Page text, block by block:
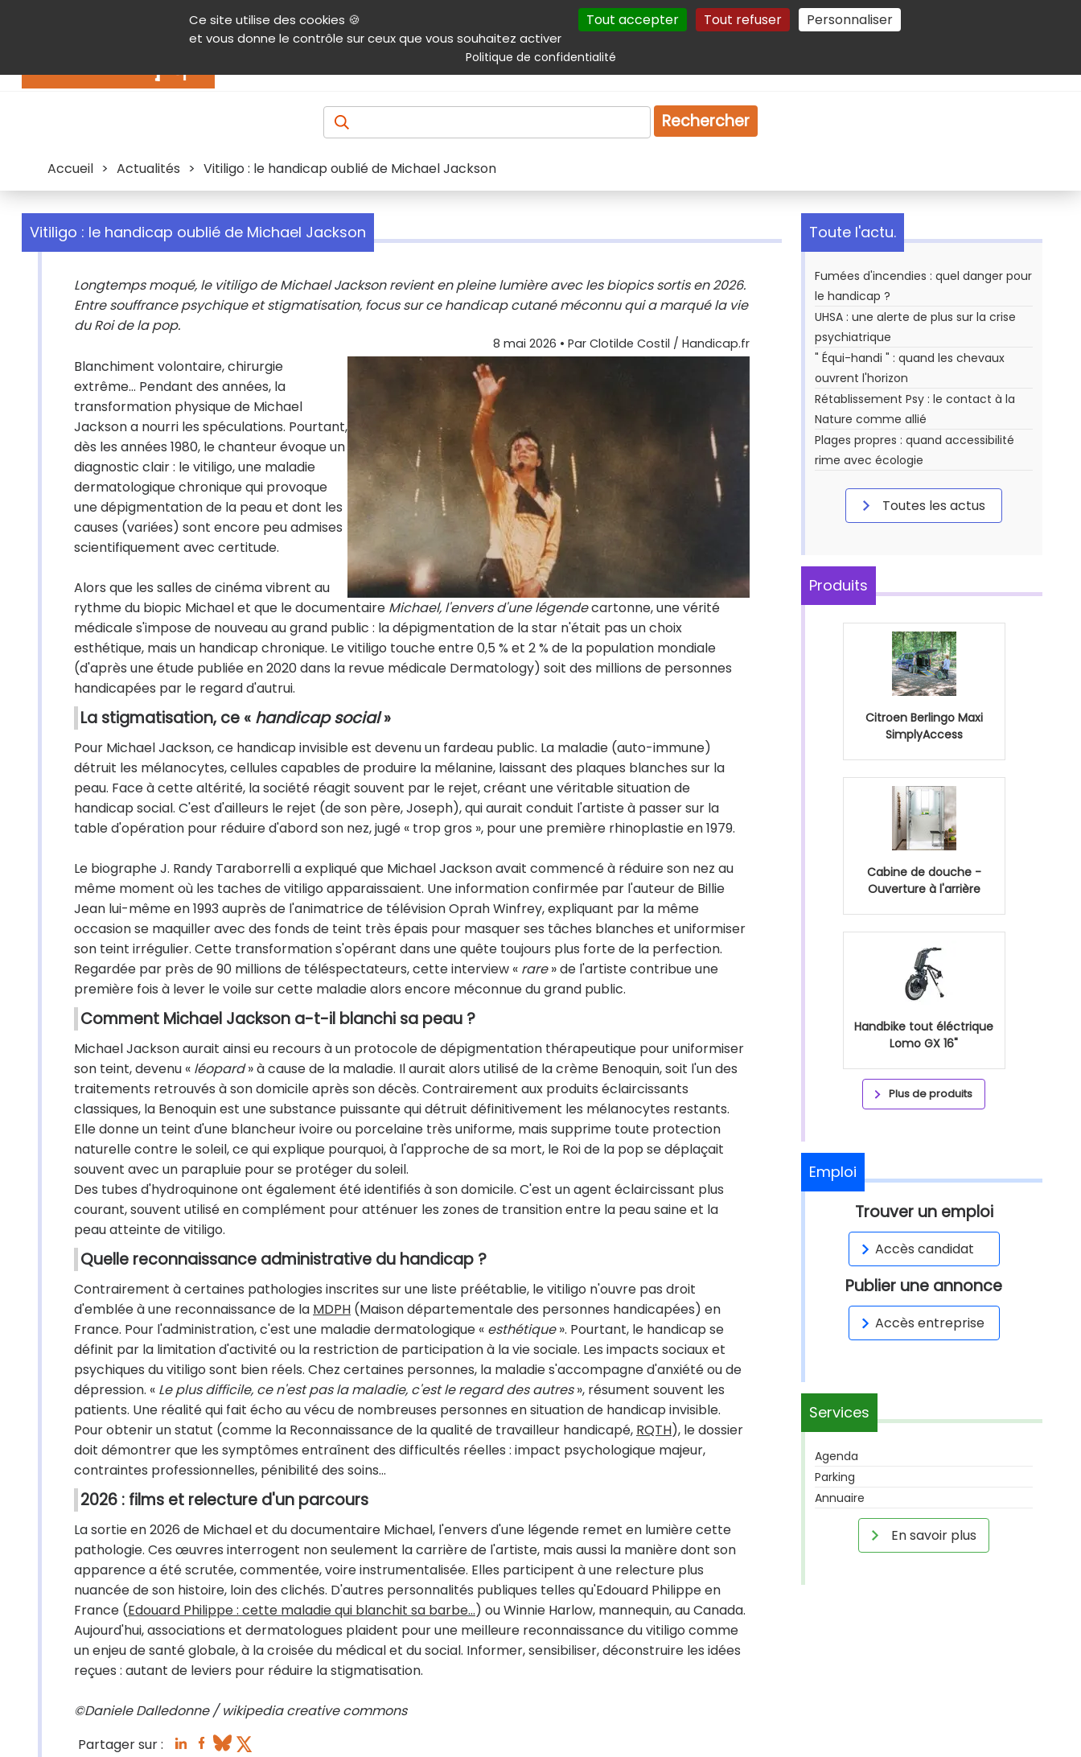
Ce site utilise des cookies 🍪
et vous donne le contrôle sur ceux que vous souhaitez activer
Tout accepter Tout refuser Personnaliser
Politique de confidentialité
Contenu Aide et accessibilité Menu principal Autres services Plan du site Gestion des cookies
Produits & services Emploi Droit
Rechercher
Accueil > Actualités > Vitiligo : le handicap oublié de Michael Jackson
Vitiligo : le handicap oublié de Michael Jackson
Longtemps moqué, le vitiligo de Michael Jackson revient en pleine lumière avec les biopics sortis en 2026.
Entre souffrance psychique et stigmatisation, focus sur ce handicap cutané méconnu qui a marqué la vie
du Roi de la pop.
8 mai 2026 • Par Clotilde Costil / Handicap.fr
Blanchiment volontaire, chirurgie
extrême… Pendant des années, la
transformation physique de Michael
Jackson a nourri les spéculations. Pourtant,
dès les années 1980, le chanteur évoque un
diagnostic clair : le vitiligo, une maladie
dermatologique chronique qui provoque
une dépigmentation de la peau et dont les
causes (variées) sont encore peu admises
scientifiquement avec certitude.
Alors que les salles de cinéma vibrent au
rythme du biopic Michael et que le documentaire Michael, l'envers d'une légendecartonne, une vérité
médicale s'impose de nouveau au grand public : la dépigmentation de la star n'était pas un choix
esthétique, mais un handicap chronique. Le vitiligo touche entre 0,5 % et 2 % de la population mondiale
(d'après une étude publiée en 2020 dans la revue médicale Dermatology) soit des millions de personnes
handicapées par le regard d'autrui.
La stigmatisation, ce « handicap social »
Pour Michael Jackson, ce handicap invisible est devenu un fardeau public. La maladie (auto-immune)
détruit les mélanocytes, cellules capables de produire la mélanine, laissant des plaques blanches sur la
peau. Face à cette altérité, la société réagit souvent par le rejet, créant une véritable situation de
handicap social. C'est d'ailleurs le rejet (de son père, Joseph), qui aurait conduit l'artiste à passer sur la
table d'opération pour réduire d'abord son nez, jugé « trop gros », pour une première rhinoplastie en 1979.
Le biographe J. Randy Taraborrelli a expliqué que Michael Jackson avait commencé à réduire son nez au
même moment où les taches de vitiligo apparaissaient. Une information confirmée par l'auteur de Billie
Jean lui-même en 1993 auprès de l'animatrice de télévision Oprah Winfrey, expliquant par la même
occasion se maquiller avec des fonds de teint très épais pour masquer ses tâches blanches et uniformiser
son teint irrégulier. Cette transformation s'opérant dans une quête toujours plus forte de la perfection.
Regardée par près de 90 millions de téléspectateurs, cette interview « rare» de l'artiste contribue une
première fois à lever le voile sur cette maladie alors encore méconnue du grand public.
Comment Michael Jackson a-t-il blanchi sa peau ?
Michael Jackson aurait ainsi eu recours à un protocole de dépigmentation thérapeutique pour uniformiser
son teint, devenu « léopard» à cause de la maladie. Il aurait alors utilisé de la crème Benoquin, soit l'un des
traitements retrouvés à son domicile après son décès. Contrairement aux produits éclaircissants
classiques, la Benoquin est une substance puissante qui détruit définitivement les mélanocytes restants.
Elle donne un teint d'une blancheur ivoire ou porcelaine très uniforme, mais supprime toute protection
naturelle contre le soleil, ce qui explique pourquoi, à l'approche de sa mort, le Roi de la pop se déplaçait
souvent avec un parapluie pour se protéger du soleil.
Des tubes d'hydroquinone ont également été identifiés à son domicile. C'est un agent éclaircissant plus
courant, souvent utilisé en complément pour atténuer les zones de transition entre la peau saine et la
peau atteinte de vitiligo.
Quelle reconnaissance administrative du handicap ?
Contrairement à certaines pathologies inscrites sur une liste préétablie, le vitiligo n'ouvre pas droit
d'emblée à une reconnaissance de la MDPH (Maison départementale des personnes handicapées) en
France. Pour l'administration, c'est une maladie dermatologique « esthétique». Pourtant, le handicap se
définit par la limitation d'activité ou la restriction de participation à la vie sociale. Les impacts sociaux et
psychiques du vitiligo sont bien réels. Chez certaines personnes, la maladie s'accompagne d'anxiété ou de
dépression. « Le plus difficile, ce n'est pas la maladie, c'est le regard des autres», résument souvent les
patients. Une réalité qui fait écho au vécu de nombreuses personnes en situation de handicap invisible.
Pour obtenir un statut (comme la Reconnaissance de la qualité de travailleur handicapé, RQTH), le dossier
doit démontrer que les symptômes entraînent des difficultés réelles : impact psychologique majeur,
contraintes professionnelles, pénibilité des soins…
2026 : films et relecture d'un parcours
La sortie en 2026 de Michael et du documentaire Michael, l'envers d'une légende remet en lumière cette
pathologie. Ces œuvres interrogent non seulement la carrière de l'artiste, mais aussi la manière dont son
apparence a été scrutée, commentée, voire instrumentalisée. Elles participent à une relecture plus
nuancée de son histoire, loin des clichés. D'autres personnalités publiques telles qu'Edouard Philippe en
France (Edouard Philippe : cette maladie qui blanchit sa barbe...) ou Winnie Harlow, mannequin, au Canada.
Aujourd'hui, associations et dermatologues plaident pour une meilleure reconnaissance du vitiligo comme
un enjeu de santé globale, à la croisée du médical et du social. Informer, sensibiliser, déconstruire les idées
reçues : autant de leviers pour réduire la stigmatisation.
©Daniele Dalledonne / wikipedia creative commons
Partager sur :
Toute l'actu.
Fumées d'incendies : quel danger pour
le handicap ?
UHSA : une alerte de plus sur la crise
psychiatrique
" Équi-handi " : quand les chevaux
ouvrent l'horizon
Rétablissement Psy : le contact à la
Nature comme allié
Plages propres : quand accessibilité
rime avec écologie
Toutes les actus
Produits
Citroen Berlingo Maxi
SimplyAccess
Cabine de douche -
Ouverture à l'arrière
Handbike tout éléctrique
Lomo GX 16"
Plus de produits
Emploi
Trouver un emploi
Accès candidat
Publier une annonce
Accès entreprise
Services
Agenda
Parking
Annuaire
En savoir plus